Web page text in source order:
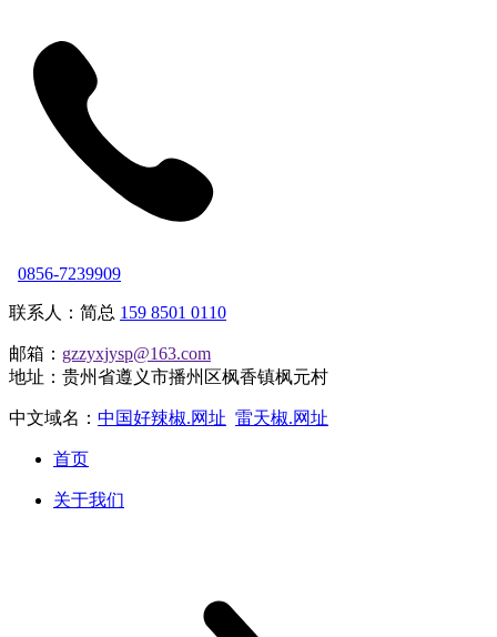
0856-7239909
联系人：简总 159 8501 0110
邮箱： gzzyxjysp@163.com
地址：贵州省遵义市播州区枫香镇枫元村
中文域名： 中国好辣椒.网址 雷天椒.网址
首页
关于我们